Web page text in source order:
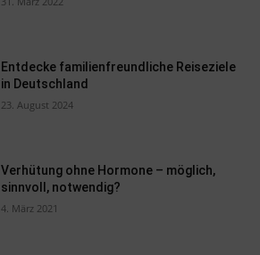
Entdecke familienfreundliche Reiseziele
in Deutschland
23. August 2024
Verhütung ohne Hormone – möglich,
sinnvoll, notwendig?
4. März 2021